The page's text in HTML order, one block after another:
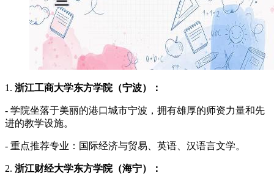
1. 浙江工商大学东方学院（宁波）：
- 学院坐落于美丽的港口城市宁波，拥有雄厚的师资力量和先
进的教学设施。
- 重点推荐专业：国际经济与贸易、英语、汉语言文学。
2. 浙江财经大学东方学院（海宁）：